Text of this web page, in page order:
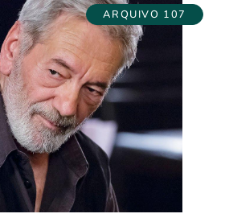
ARQUIVO 107